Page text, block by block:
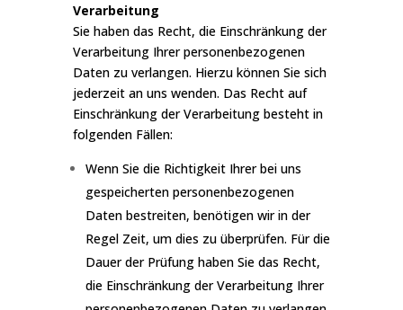
Verarbeitung
Sie haben das Recht, die Einschränkung der
Verarbeitung Ihrer personenbezogenen
Daten zu verlangen. Hierzu können Sie sich
jederzeit an uns wenden. Das Recht auf
Einschränkung der Verarbeitung besteht in
folgenden Fällen:
Wenn Sie die Richtigkeit Ihrer bei uns
gespeicherten personenbezogenen
Daten bestreiten, benötigen wir in der
Regel Zeit, um dies zu überprüfen. Für die
Dauer der Prüfung haben Sie das Recht,
die Einschränkung der Verarbeitung Ihrer